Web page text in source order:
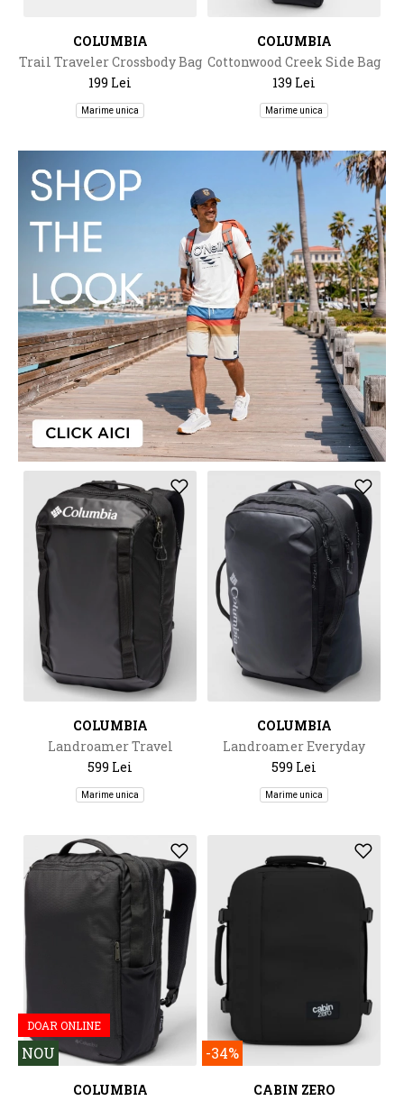
COLUMBIA
Trail Traveler Crossbody Bag
199 Lei
Marime unica
COLUMBIA
Cottonwood Creek Side Bag
139 Lei
Marime unica
COLUMBIA
Landroamer Travel
Backpack
599 Lei
Marime unica
COLUMBIA
Landroamer Everyday
Backpack
599 Lei
Marime unica
DOAR ONLINE
NOU
COLUMBIA
-34%
CABIN ZERO